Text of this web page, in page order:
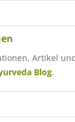
Artikel
Blog.